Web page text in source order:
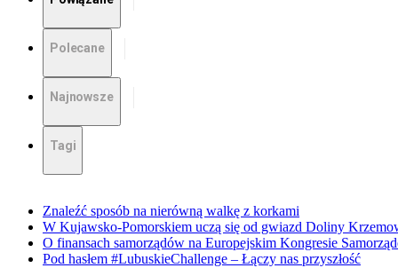
Polecane
Najnowsze
Tagi
Znaleźć sposób na nierówną walkę z korkami
W Kujawsko-Pomorskiem uczą się od gwiazd Doliny
O finansach samorządów na Europejskim Kongresie
Pod hasłem #LubuskieChallenge – Łączy nas przyszłość